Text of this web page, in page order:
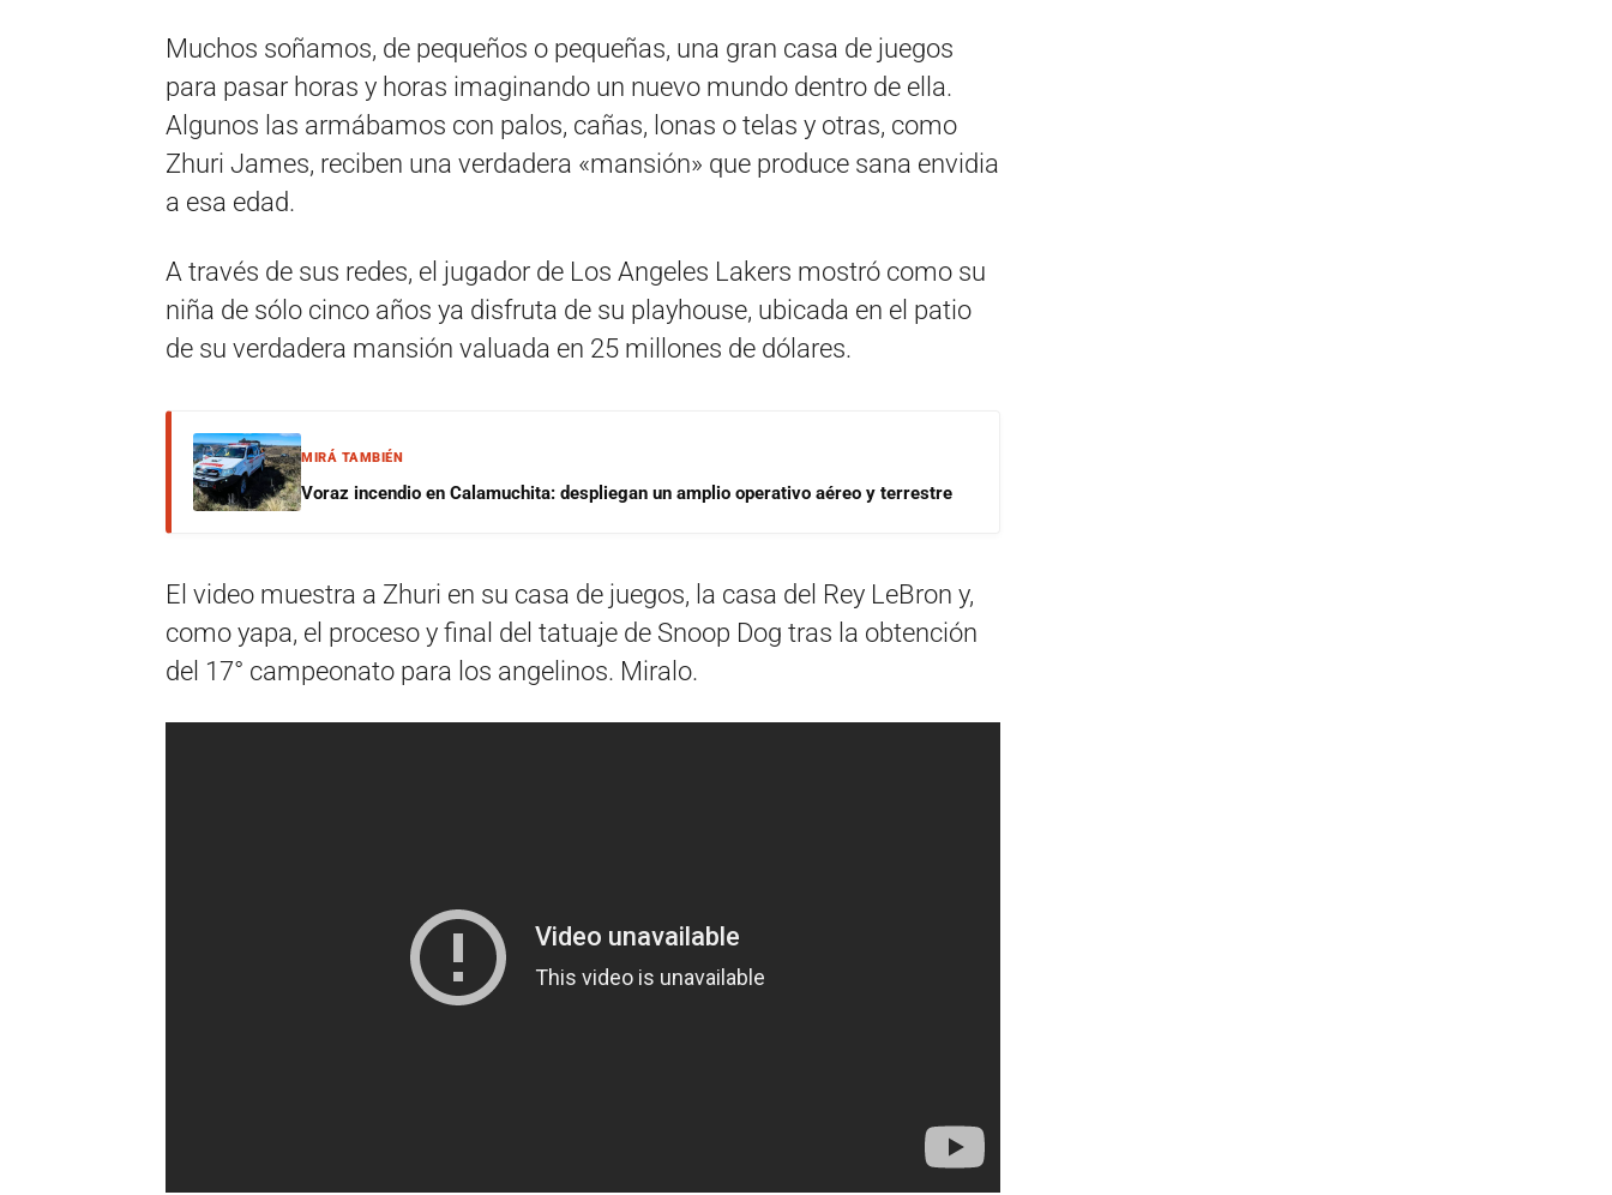
Muchos soñamos, de pequeños o pequeñas, una gran casa de juegos
para pasar horas y horas imaginando un nuevo mundo dentro de ella.
Algunos las armábamos con palos, cañas, lonas o telas y otras, como
Zhuri James, reciben una verdadera «mansión» que produce sana envidia
a esa edad.
A través de sus redes, el jugador de Los Angeles Lakers mostró como su
niña de sólo cinco años ya disfruta de su playhouse, ubicada en el patio
de su verdadera mansión valuada en 25 millones de dólares.
MIRÁ TAMBIÉN
Voraz incendio en Calamuchita: despliegan un amplio operativo aéreo y terrestre
El video muestra a Zhuri en su casa de juegos, la casa del Rey LeBron y,
como yapa, el proceso y final del tatuaje de Snoop Dog tras la obtención
del 17° campeonato para los angelinos. Miralo.